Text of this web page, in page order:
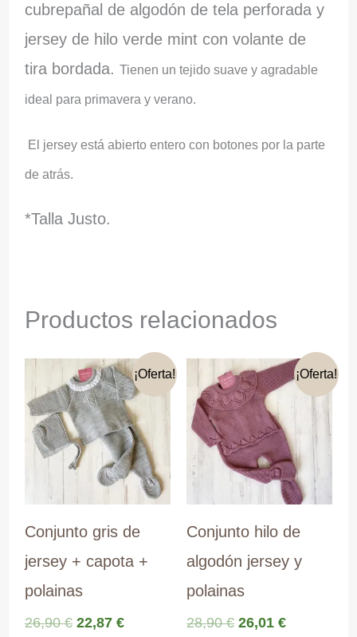
cubrepañal de algodón de tela perforada y
jersey de hilo verde mint con volante de
tira bordada. Tienen un tejido suave y agradable
ideal para primavera y verano.
El jersey está abierto entero con botones por la parte
de atrás.
*Talla Justo.
Productos relacionados
¡Oferta!
Conjunto gris de
jersey + capota +
polainas
26,90€ El
22,87 €El
¡Oferta!
Conjunto hilo de
algodón jersey y
polainas
28,90€ El
26,01 €El